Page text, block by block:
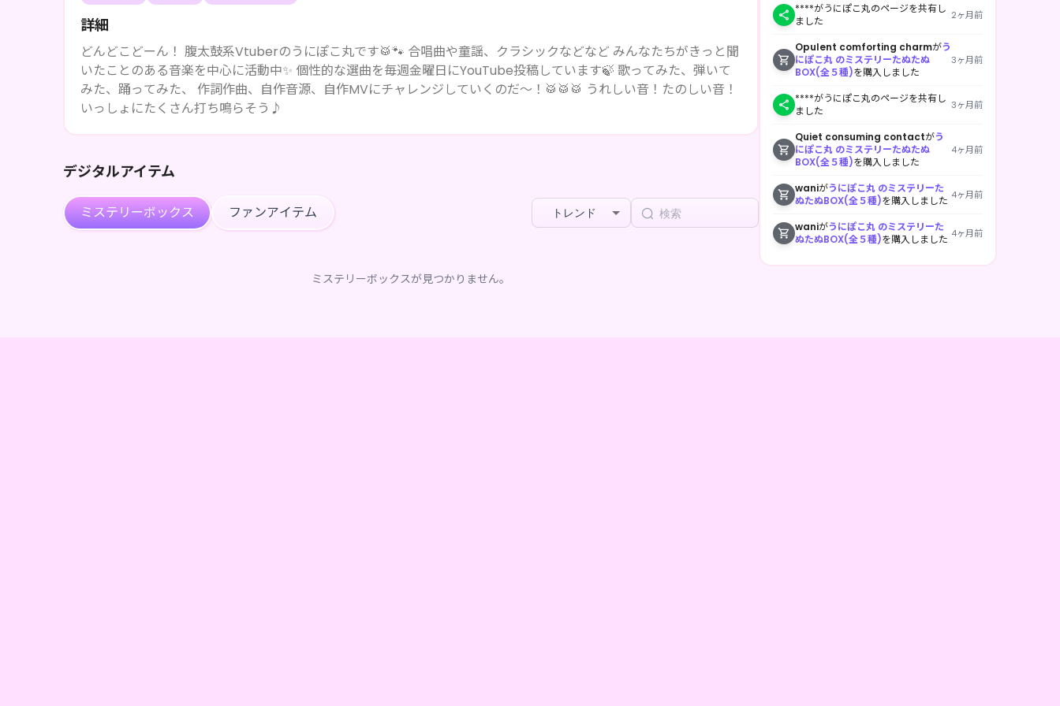
詳細
どんどこどーん！ 腹太鼓系Vtuberのうにぽこ丸です🥁🐾 合唱曲や童謡、クラシックなどなど みんなたちがきっと聞
いたことのある音楽を中心に活動中✨ 個性的な選曲を毎週金曜日にYouTube投稿しています🍃 歌ってみた、弾いて
みた、踊ってみた、 作詞作曲、自作音源、自作MVにチャレンジしていくのだ～！🥁🥁🥁 うれしい音！たのしい音！
いっしょにたくさん打ち鳴らそう♪
デジタルアイテム
ミステリーボックス ファンアイテム トレンド
ミステリーボックスが見つかりません。
****がうにぽこ丸のページを共有し
ました
2ヶ月前
Opulent comforting charmがう
にぽこ丸 のミステリーたぬたぬ
BOX(全５種)を購入しました
3ヶ月前
****がうにぽこ丸のページを共有し
ました
3ヶ月前
Quiet consuming contactがう
にぽこ丸 のミステリーたぬたぬ
BOX(全５種)を購入しました
4ヶ月前
waniがうにぽこ丸 のミステリーた
ぬたぬBOX(全５種)を購入しました 4ヶ月前
waniがうにぽこ丸 のミステリーた
ぬたぬBOX(全５種)を購入しました 4ヶ月前